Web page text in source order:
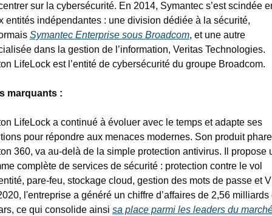
sur la cybersécurité. En 2014, Symantec s’est scindée
entités indépendantes : une division dédiée à la sécurité,
Symantec Enterprise sous Broadcom, et une autre
dans la gestion de l’information, Veritas Technologies.
LifeLock est l’entité de cybersécurité du groupe Broadcom.
marquants :
LifeLock a continué à évoluer avec le temps et adapte ses
pour répondre aux menaces modernes. Son produit
360, va au-delà de la simple protection antivirus. Il propose
complète de services de sécurité : protection contre le vol
pare-feu, stockage cloud, gestion des mots de passe et
l'entreprise a généré un chiffre d’affaires de 2,56 milliards
ce qui consolide ainsi sa place parmi les leaders du